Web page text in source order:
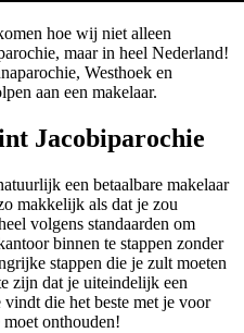
hoe wij niet alleen
maar in heel Nederland!
Westhoek en
aan een makelaar.
Jacobiparochie
een betaalbare makelaar
makkelijk als dat je zou
volgens standaarden om
binnen te stappen zonder
stappen die je zult moeten
zijn dat je uiteindelijk een
die het beste met je voor
onthouden!